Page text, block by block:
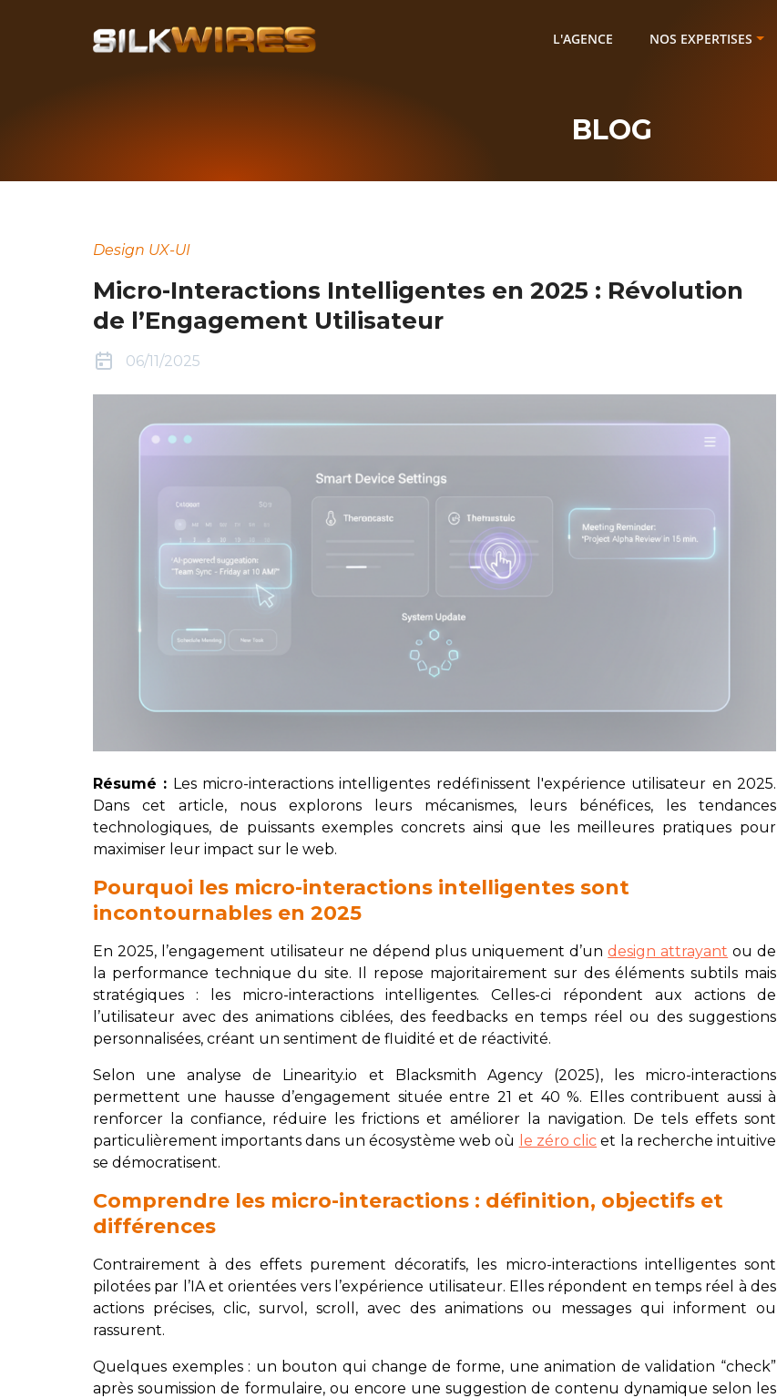
L'AGENCE NOS EXPERTISES
BLOG
Design UX-UI
Micro-Interactions Intelligentes en 2025 : Révolution
de l’Engagement Utilisateur
06/11/2025
Résumé : Les micro-interactions intelligentes redéfinissent l'expérience utilisateur en 2025.
Dans cet article, nous explorons leurs mécanismes, leurs bénéfices, les tendances
technologiques, de puissants exemples concrets ainsi que les meilleures pratiques pour
maximiser leur impact sur le web.
Pourquoi les micro-interactions intelligentes sont
incontournables en 2025
En 2025, l’engagement utilisateur ne dépend plus uniquement d’undesign attrayant ou de
la performance technique du site. Il repose majoritairement sur des éléments subtils mais
stratégiques : les micro-interactions intelligentes. Celles-ci répondent aux actions de
l’utilisateur avec des animations ciblées, des feedbacks en temps réel ou des suggestions
personnalisées, créant un sentiment de fluidité et de réactivité.
Selon une analyse de Linearity.io et Blacksmith Agency (2025), les micro-interactions
permettent une hausse d’engagement située entre 21 et 40 %. Elles contribuent aussi à
renforcer la confiance, réduire les frictions et améliorer la navigation. De tels effets sont
particulièrement importants dans un écosystème web où
le zéro clic et la recherche intuitive
se démocratisent.
Comprendre les micro-interactions : définition, objectifs et
différences
Contrairement à des effets purement décoratifs, les micro-interactions intelligentes sont
pilotées par l’IA et orientées vers l’expérience utilisateur. Elles répondent en temps réel à des
actions précises, clic, survol, scroll, avec des animations ou messages qui informent ou
rassurent.
Quelques exemples : un bouton qui change de forme, une animation de validation “check”
après soumission de formulaire, ou encore une suggestion de contenu dynamique selon les